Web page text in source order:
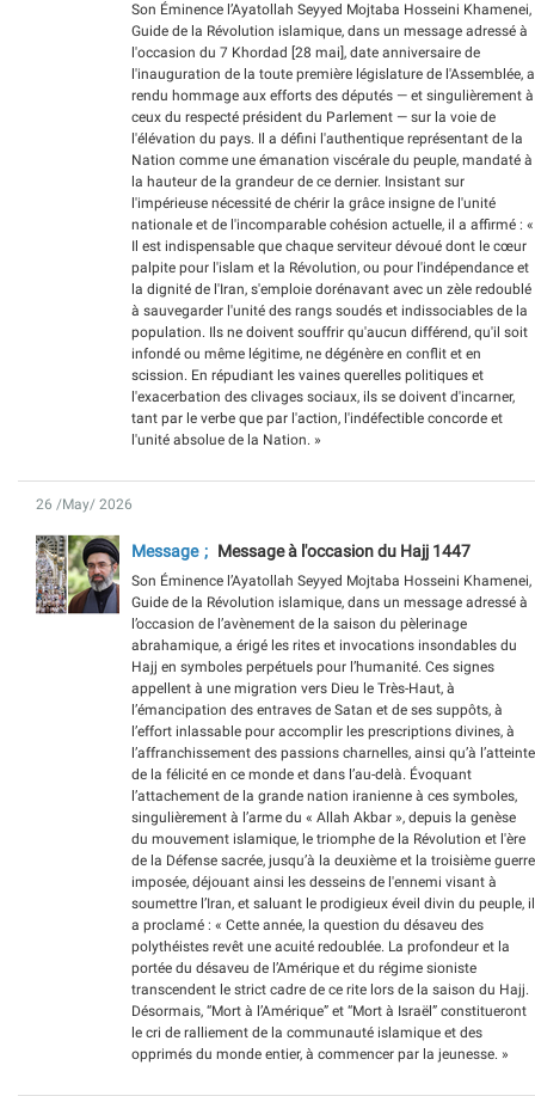
Son Éminence l’Ayatollah Seyyed Mojtaba Hosseini Khamenei,
Guide de la Révolution islamique, dans un message adressé à
l'occasion du 7 Khordad [28 mai], date anniversaire de
l'inauguration de la toute première législature de l'Assemblée, a
rendu hommage aux efforts des députés — et singulièrement à
ceux du respecté président du Parlement — sur la voie de
l'élévation du pays. Il a défini l'authentique représentant de la
Nation comme une émanation viscérale du peuple, mandaté à
la hauteur de la grandeur de ce dernier. Insistant sur
l'impérieuse nécessité de chérir la grâce insigne de l'unité
nationale et de l'incomparable cohésion actuelle, il a affirmé : «
Il est indispensable que chaque serviteur dévoué dont le cœur
palpite pour l'islam et la Révolution, ou pour l'indépendance et
la dignité de l'Iran, s'emploie dorénavant avec un zèle redoublé
à sauvegarder l'unité des rangs soudés et indissociables de la
population. Ils ne doivent souffrir qu'aucun différend, qu'il soit
infondé ou même légitime, ne dégénère en conflit et en
scission. En répudiant les vaines querelles politiques et
l'exacerbation des clivages sociaux, ils se doivent d'incarner,
tant par le verbe que par l'action, l'indéfectible concorde et
l'unité absolue de la Nation. »
26 /May/ 2026
Message Message à l'occasion du Hajj 1447
Son Éminence l’Ayatollah Seyyed Mojtaba Hosseini Khamenei,
Guide de la Révolution islamique, dans un message adressé à
l’occasion de l’avènement de la saison du pèlerinage
abrahamique, a érigé les rites et invocations insondables du
Hajj en symboles perpétuels pour l’humanité. Ces signes
appellent à une migration vers Dieu le Très-Haut, à
l’émancipation des entraves de Satan et de ses suppôts, à
l’effort inlassable pour accomplir les prescriptions divines, à
l’affranchissement des passions charnelles, ainsi qu’à l’atteinte
de la félicité en ce monde et dans l’au-delà. Évoquant
l’attachement de la grande nation iranienne à ces symboles,
singulièrement à l’arme du « Allah Akbar », depuis la genèse
du mouvement islamique, le triomphe de la Révolution et l'ère
de la Défense sacrée, jusqu’à la deuxième et la troisième guerre
imposée, déjouant ainsi les desseins de l'ennemi visant à
soumettre l’Iran, et saluant le prodigieux éveil divin du peuple, il
a proclamé : « Cette année, la question du désaveu des
polythéistes revêt une acuité redoublée. La profondeur et la
portée du désaveu de l’Amérique et du régime sioniste
transcendent le strict cadre de ce rite lors de la saison du Hajj.
Désormais, “Mort à l’Amérique” et “Mort à Israël” constitueront
le cri de ralliement de la communauté islamique et des
opprimés du monde entier, à commencer par la jeunesse. »